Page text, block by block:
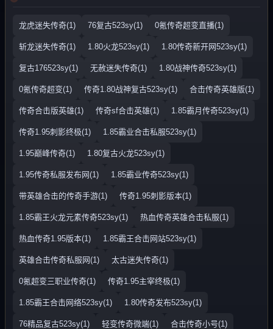
龙虎迷失传奇(1) 76复古523sy(1) 0氪传奇超变直播(1)
斩龙迷失传奇(1) 1.80火龙523sy(1) 1.80传奇新开网523sy(1)
复古176523sy(1) 无赦迷失传奇(1) 1.80战神传奇523sy(1)
0氪传奇超变(1) 传奇1.80战神复古523sy(1) 合击传奇英雄版(1)
传奇合击版英雄(1) 传奇sf合击英雄(1) 1.85霸月传奇523sy(1)
传奇1.95刺影终极(1) 1.85霸业合击私服523sy(1)
1.95巅峰传奇(1) 1.80复古火龙523sy(1)
1.95传奇私服发布网(1) 1.85霸业传奇523sy(1)
带英雄合击的传奇手游(1) 传奇1.95刺影版本(1)
1.85霸王火龙元素传奇523sy(1) 热血传奇英雄合击私服(1)
热血传奇1.95版本(1) 1.85霸王合击网站523sy(1)
英雄合击传奇私服网(1) 太古迷失传奇(1)
0氪超变三职业传奇(1) 传奇1.95主宰终极(1)
1.85霸王合击网络523sy(1) 1.80传奇发布523sy(1)
76精品复古523sy(1) 轻变传奇微端(1) 合击传奇小号(1)